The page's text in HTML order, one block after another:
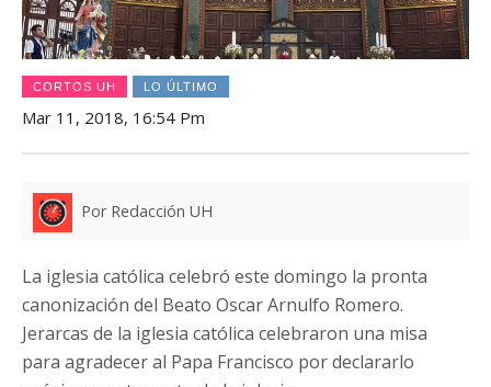
CORTOS UH LO ÚLTIMO
Mar 11, 2018, 16:54 Pm
Por Redacción UH
La iglesia católica celebró este domingo la pronta
canonización del Beato Oscar Arnulfo Romero.
Jerarcas de la iglesia católica celebraron una misa
para agradecer al Papa Francisco por declararlo